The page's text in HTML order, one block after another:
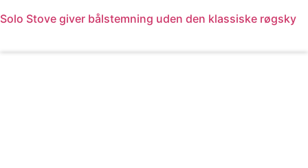
Solo Stove giver bålstemning uden den klassiske røgsky